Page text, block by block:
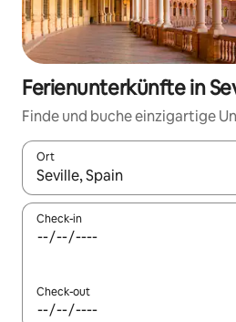
Ferienunterkünfte in
Finde und buche einzigartige
Ort
Wenn Ergebnisse verfügbar
Check-in
Check-out